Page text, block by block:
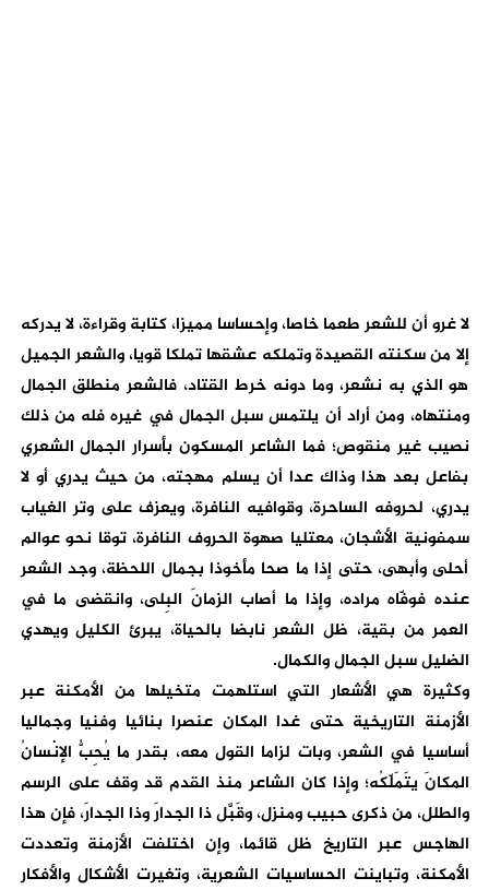
لا غرو أن للشعر طعما خاصا، وإحساسا مميزا، كتابة وقراءة، لا يدركه
إلا من سكنته القصيدة وتملكه عشقها تملكا قويا، والشعر الجميل
هو الذي به نشعر، وما دونه خرط القتاد، فالشعر منطلق الجمال
ومنتهاه، ومن أراد أن يلتمس سبل الجمال في غيره فله من ذلك
نصيب غير منقوص؛ فما الشاعر المسكون بأسرار الجمال الشعري
بفاعل بعد هذا وذاك عدا أن يسلم مهجته، من حيث يدري أو لا
يدري، لحروفه الساحرة، وقوافيه النافرة، ويعزف على وتر الغياب
سمفونية الأشجان، معتليا صهوة الحروف النافرة، توقا نحو عوالم
أحلى وأبهى، حتى إذا ما صحا مأخوذا بجمال اللحظة، وجد الشعر
عنده فوفّاه مراده، وإذا ما أصاب الزمانَ البِلى، وانقضى ما في
العمر من بقية، ظل الشعر نابضا بالحياة، يبرئ الكليل ويهدي
الضليل سبل الجمال والكمال.
وكثيرة هي الأشعار التي استلهمت متخيلها من الأمكنة عبر
الأزمنة التاريخية حتى غدا المكان عنصرا بنائيا وفنيا وجماليا
أساسيا في الشعر، وبات لزاما القول معه، بقدر ما يُحِبُّ الإنْسانُ
المكانَ يتَمَلّكُه؛ وإذا كان الشاعر منذ القدم قد وقف على الرسم
والطلل، من ذكرى حبيب ومنزل، وقَبَّل ذا الجدارَ وذا الجدارَ، فإن هذا
الهاجس عبر التاريخ ظل قائما، وإن اختلفت الأزمنة وتعددت
الأمكنة، وتباينت الحساسيات الشعرية، وتغيرت الأشكال والأفكار